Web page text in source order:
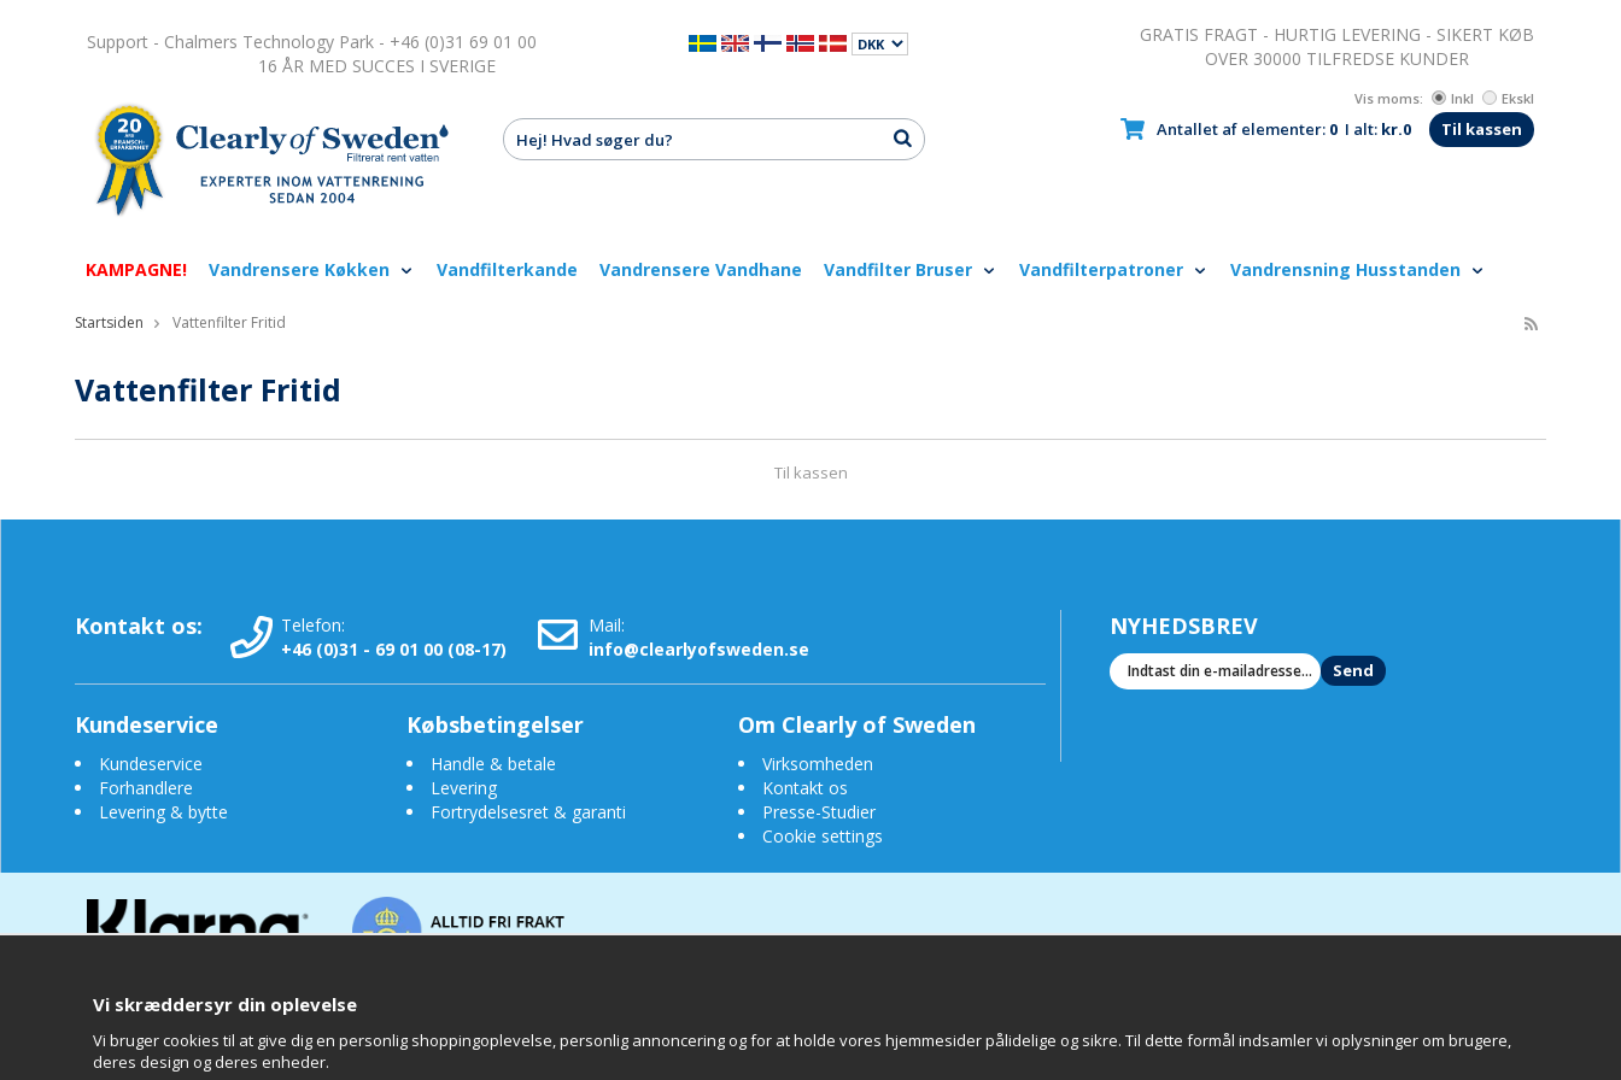
Support - Chalmers Technology Park - +46 (0)31 69 01 00
16 ÅR MED SUCCES I SVERIGE
GRATIS FRAGT - HURTIG LEVERING - SIKERT KØB
OVER 30000 TILFREDSE KUNDER
Antallet af elementer: 0 I alt: kr.0 Til kassen
Vis moms: Inkl Ekskl
KAMPAGNE! Vandrensere Køkken Vandfilterkande Vandrensere Vandhane Vandfilter Bruser Vandfilterpatroner Vandrensning Husstanden
Startsiden Vattenfilter Fritid
Vattenfilter Fritid
Til kassen
Kontakt os:
Telefon:
+46 (0)31 - 69 01 00 (08-17)
Mail:
info@clearlyofsweden.se
Kundeservice
Kundeservice
Forhandlere
Levering & bytte
Købsbetingelser
Handle & betale
Levering
Fortrydelsesret & garanti
Om Clearly of Sweden
Virksomheden
Kontakt os
Presse-Studier
Cookie settings
NYHEDSBREV
Send
Vi skræddersyr din oplevelse
Vi bruger cookies til at give dig en personlig shoppingoplevelse, personlig annoncering og for at holde vores hjemmesider pålidelige og sikre. Til dette formål indsamler vi oplysninger om brugere,
deres design og deres enheder.